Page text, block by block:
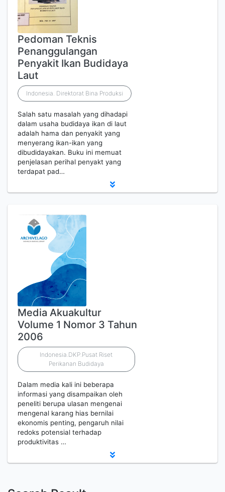
Pedoman Teknis
Penanggulangan
Penyakit Ikan Budidaya
Laut
Indonesia. Direktorat Bina Produksi
Salah satu masalah yang dihadapi
dalam usaha budidaya ikan di laut
adalah hama dan penyakit yang
menyerang ikan-ikan yang
dibudidayakan. Buku ini memuat
penjelasan perihal penyakt yang
terdapat pad…
Media Akuakultur
Volume 1 Nomor 3 Tahun
2006
Indonesia.DKP.Pusat Riset
Perikanan Budidaya
Dalam media kali ini beberapa
informasi yang disampaikan oleh
peneliti berupa ulasan mengenai
mengenal karang hias bernilai
ekonomis penting, pengaruh nilai
redoks potensial terhadap
produktivitas …